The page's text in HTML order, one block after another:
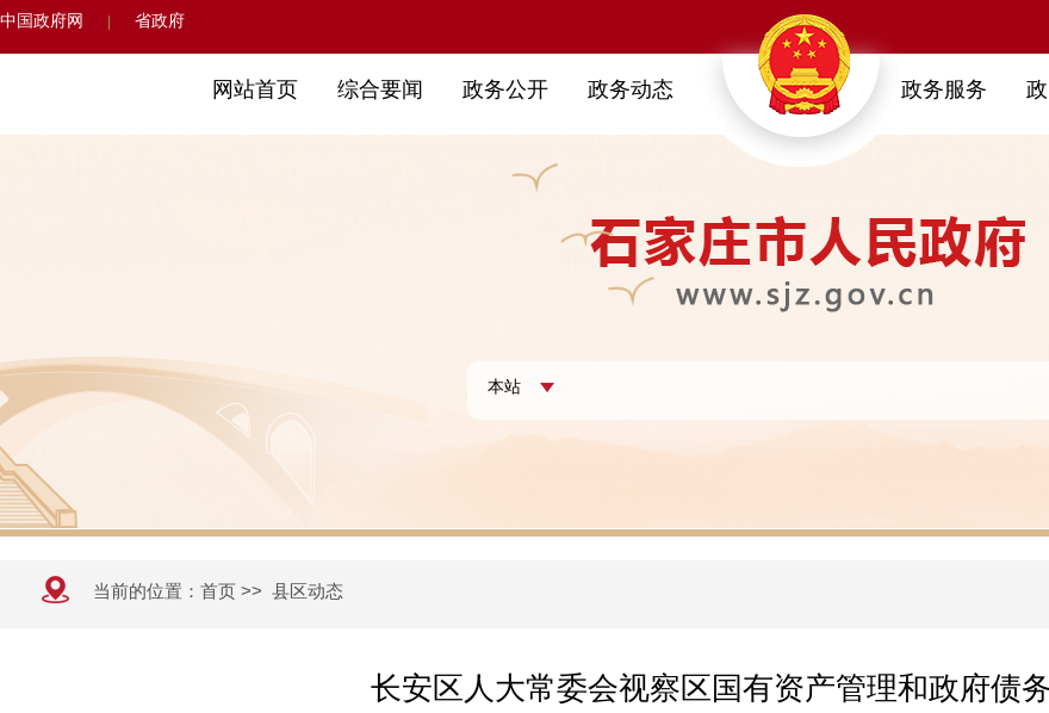
中国政府网 省政府
网站首页 综合要闻 政务公开 政务动态 政务服务
当前的位置： 首页 >> 县区动态
长安区人大常委会视察区国有资产管理和政府债